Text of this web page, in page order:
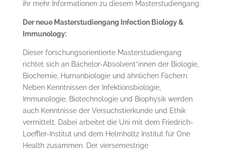
ihr mehr Informationen zu diesem Masterstudiengang.
Der neue Masterstudiengang Infection Biology &
Immunology:
Dieser forschungsorientierte Masterstudiengang
richtet sich an Bachelor-Absolvent*innen der Biologie,
Biochemie, Humanbiologie und ähnlichen Fächern.
Neben Kenntnissen der Infektionsbiologie,
Immunologie, Biotechnologie und Biophysik werden
auch Kenntnisse der Versuchstierkunde und Ethik
vermittelt. Dabei arbeitet die Uni mit dem Friedrich-
Loeffler-Institut und dem Helmholtz Institut für One
Health zusammen. Der viersemestrige